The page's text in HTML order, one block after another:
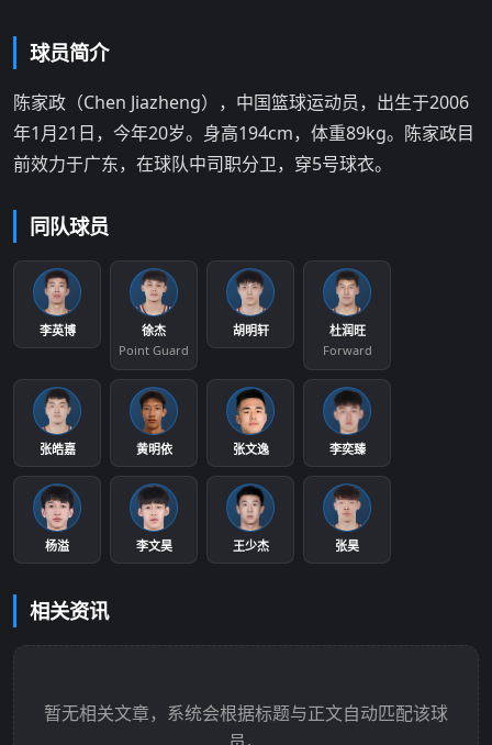
球员简介
陈家政（Chen Jiazheng），中国篮球运动员，出生于2006
年1月21日，今年20岁。身高194cm，体重89kg。陈家政目
前效力于广东，在球队中司职分卫，穿5号球衣。
同队球员
李英博
徐杰
Point Guard
胡明轩
杜润旺
Forward
张皓嘉 黄明依 张文逸 李奕臻
杨溢 李文昊 王少杰 张昊
相关资讯
暂无相关文章，系统会根据标题与正文自动匹配该球